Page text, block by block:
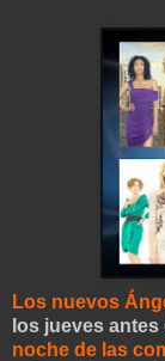
Los nuevos
los jueves antes
noche de las